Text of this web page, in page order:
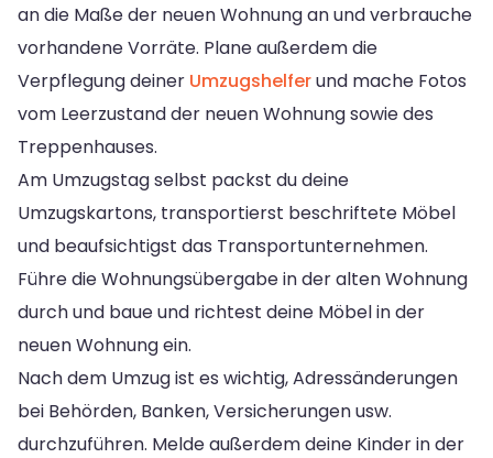
an die Maße der neuen Wohnung an und verbrauche
vorhandene Vorräte. Plane außerdem die
Verpflegung deiner Umzugshelferund mache Fotos
vom Leerzustand der neuen Wohnung sowie des
Treppenhauses.
Am Umzugstag selbst packst du deine
Umzugskartons, transportierst beschriftete Möbel
und beaufsichtigst das Transportunternehmen.
Führe die Wohnungsübergabe in der alten Wohnung
durch und baue und richtest deine Möbel in der
neuen Wohnung ein.
Nach dem Umzug ist es wichtig, Adressänderungen
bei Behörden, Banken, Versicherungen usw.
durchzuführen. Melde außerdem deine Kinder in der